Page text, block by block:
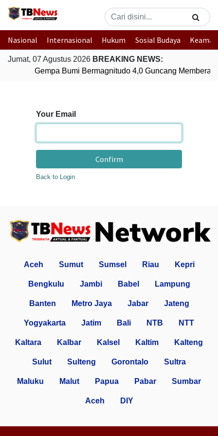
Nasional Internasional Hukum Sosial Budaya
Jumat, 07 Agustus 2026 BREAKING NEWS:
Gempa Bumi Bermagnitudo 4,0 Guncang
Your Email
Confirm
Back to Login
Aceh Sumut Sumsel Riau Kepri
Bengkulu Jambi Babel Lampung
Banten Metro Jaya Jabar Jateng
Yogyakarta Jatim Bali NTB NTT
Kaltara Kalbar Kalsel Kaltim Kalteng
Sulut Sulteng Gorontalo Sultra
Maluku Malut Papua Pabar Sumbar
Aceh DIY